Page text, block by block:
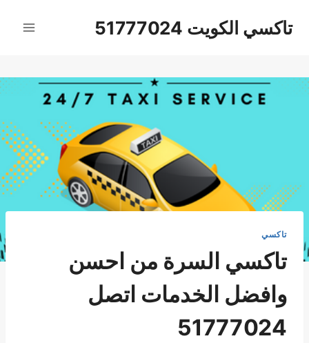
تاكسي الكويت 51777024
تاكسي
تاكسي السرة من احسن
وافضل الخدمات اتصل
51777024